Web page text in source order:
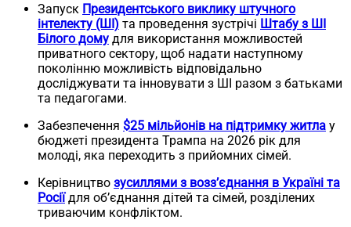
Запуск Президентського виклику штучного
інтелекту (ШІ) та проведення зустрічі Штабу з ШІ
Білого дому для використання можливостей
приватного сектору, щоб надати наступному
поколінню можливість відповідально
досліджувати та інновувати з ШІ разом з батьками
та педагогами.
Забезпечення $25 мільйонів на підтримку житла у
бюджеті президента Трампа на 2026 рік для
молоді, яка переходить з прийомних сімей.
Керівництво зусиллями з возз’єднання в Україні та
Росіїдля об’єднання дітей та сімей, розділених
триваючим конфліктом.